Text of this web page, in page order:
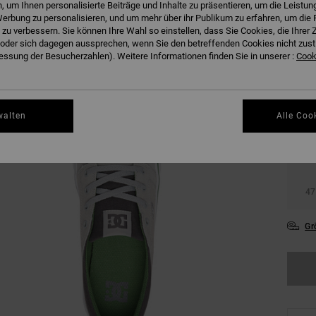
39
47
um Ihnen personalisierte Beiträge und Inhalte zu präsentieren, um die
zu personalisieren, und um mehr über ihr Publikum zu erfahren, um die
verbessern. Sie können Ihre Wahl so einstellen, dass Sie Cookies, die Ihrer
sich dagegen aussprechen, wenn Sie den betreffenden Cookies nicht
der Besucherzahlen). Weitere Informationen finden Sie in unserer :
Alle